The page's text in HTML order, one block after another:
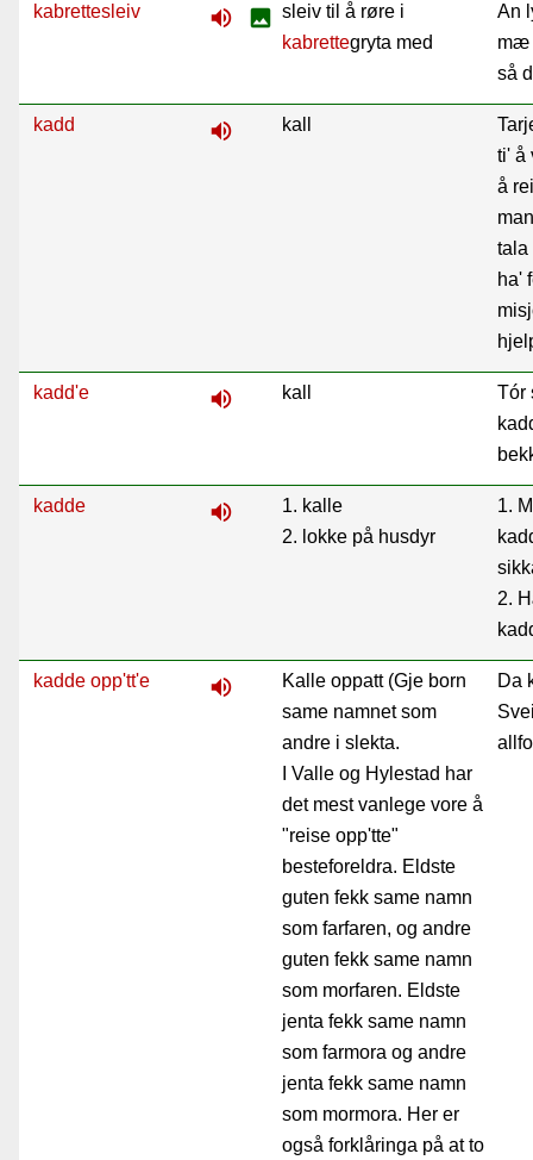
kabrettesleiv volume_up image sleiv til å røre i
kabrettegryta med
An
mæ
så
kadd volume_up kall
ti' å
å
tala
ha'
kadd'e volume_up kall
Tór
kadde volume_up
1. kalle
2. lokke på husdyr
1.
2.
kadde opp'tt'e volume_up
Kalle oppatt (Gje born
same namnet som
andre i slekta.
I Valle og Hylestad har
det mest vanlege vore å
"reise opp'tte"
besteforeldra. Eldste
guten fekk same namn
som farfaren, og andre
guten fekk same namn
som morfaren. Eldste
jenta fekk same namn
som farmora og andre
jenta fekk same namn
som mormora. Her er
også forklåringa på at to
Da